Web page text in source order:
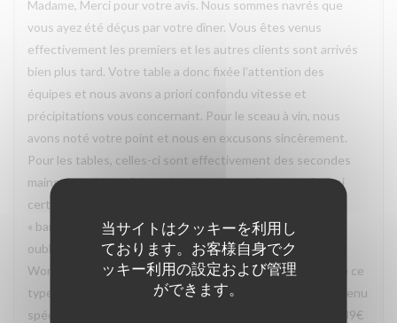
当サイトはクッキーを利用し
ております。お客様自身でク
ッキー利用の設定および管理
ができます。
Madame, Merci pour votre avis. Nous sommes navrés que
vous ayez été déçus par votre dîner. Vous êtes venus
effectivement les premiers et les autres clients sont arrivés
bien plus tard. Votre table a donc fixée l’attention des
équipes et nous avons a priori confondu vitesse et
précipitations vous concernant. Pour le sceau à vin, nous
avons noté votre point et nous en excusons sincèrement.
Pour les tables, celles-ci sont effectivement des secondes
mains, ce qui peut faire selon nous leurs charmes même si
certaines peuvent être considérées dans leur jus, voire
« bancales » même si stables. Un point cependant: vous
oubliez de mentionner que vous avez exercé un bon
Wonderbox. Sachez que bon nombre de restaurant refuse ce
type de bon le vendredi soir et vous oblige à prendre un menu
spécifique (car il faut savoir que sur les 59€ de bon, seuls 39€